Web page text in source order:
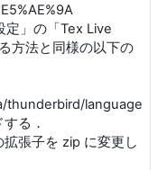
定」の「Tex Live
方法と同様の以下の
thunderbird/language-
る．
張子を zip に変更し